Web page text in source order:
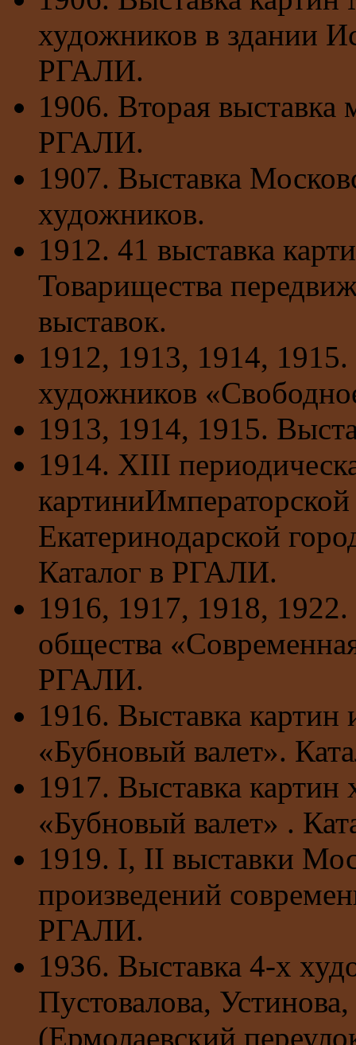
художников в здании
РГАЛИ.
1906. Вторая
РГАЛИ.
1907. Выставка
художников.
1912. 41 выставка
Товарищества
выставок.
1912, 1913, 1914,
художников
1913, 1914, 1915.
1914. XIII
Екатеринодарской
Каталог в РГАЛИ.
1916, 1917, 1918,
общества
РГАЛИ.
1916. Выставка картин
«Бубновый валет».
1917. Выставка
«Бубновый валет» .
1919. I, II выставки
произведений
РГАЛИ.
1936. Выставка 4-х
Пустовалова,
(Ермолаевский